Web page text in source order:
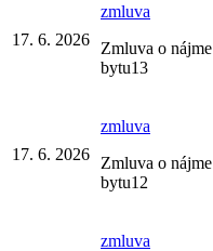
17. 6. 2026
zmluva
Zmluva o nájme
bytu13
17. 6. 2026
zmluva
Zmluva o nájme
bytu12
zmluva